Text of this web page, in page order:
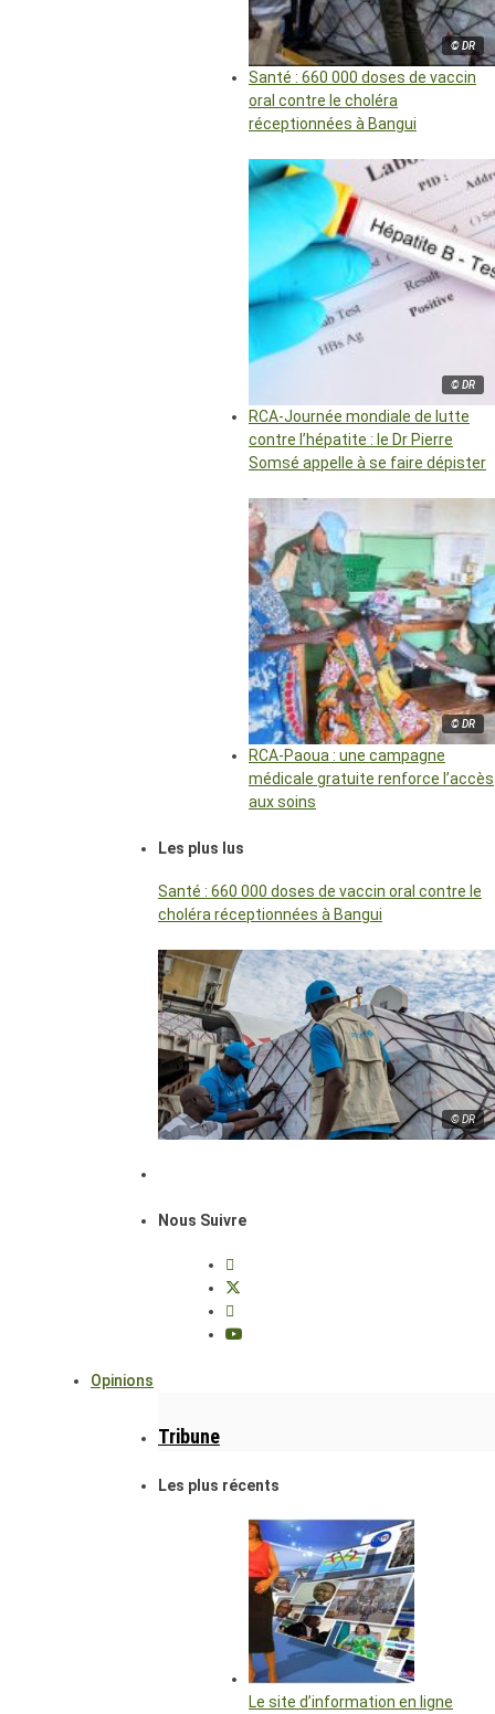
© DR
Santé : 660 000 doses de vaccin
oral contre le choléra
réceptionnées à Bangui
© DR
RCA-Journée mondiale de lutte
contre l’hépatite : le Dr Pierre
Somsé appelle à se faire dépister
© DR
RCA-Paoua : une campagne
médicale gratuite renforce l’accès
aux soins
Les plus lus
Santé : 660 000 doses de vaccin oral contre le
choléra réceptionnées à Bangui
© DR
Nous Suivre
Opinions
Tribune
Les plus récents
Le site d’information en ligne